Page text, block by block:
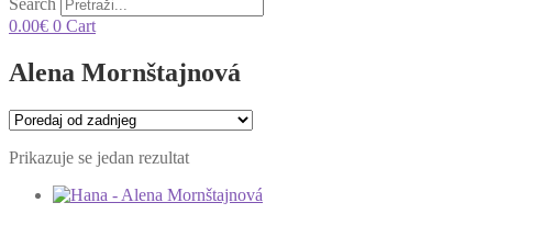
Search
0.00€ 0 Cart
Alena Mornštajnová
Prikazuje se jedan rezultat